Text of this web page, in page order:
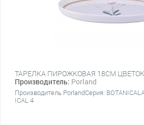
ТАРЕЛКА ПИРОЖКОВАЯ 18CM
Производитель: Porland
Производитель PorlandСерия:
ICAL 4